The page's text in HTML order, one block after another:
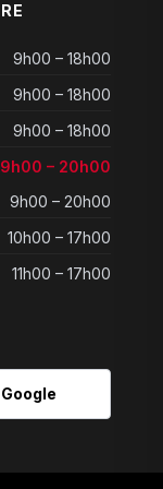
9h00 – 18h00
9h00 – 18h00
9h00 – 18h00
9h00 – 20h00
9h00 – 20h00
10h00 – 17h00
11h00 – 17h00